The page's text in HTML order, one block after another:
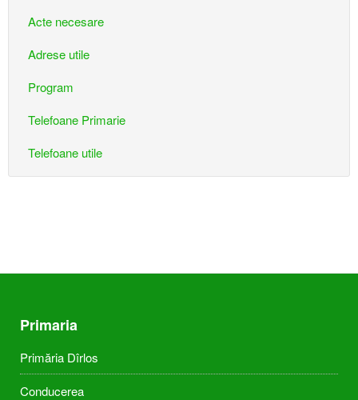
Acte necesare
Adrese utile
Program
Telefoane Primarie
Telefoane utile
Primaria
Primăria Dîrlos
Conducerea